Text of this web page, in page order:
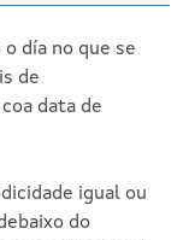
día no que se
de
data de
igual ou
do